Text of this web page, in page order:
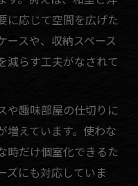
を賢く抑える方法
最新活用ポイント
金の申請手順と注
ための補助金活用
に応じて空間を広げた
ースや、収納スペース
減らす工夫がなされて
や趣味部屋の仕切りに
増えています。使わな
時だけ個室化できるた
ズにも対応していま